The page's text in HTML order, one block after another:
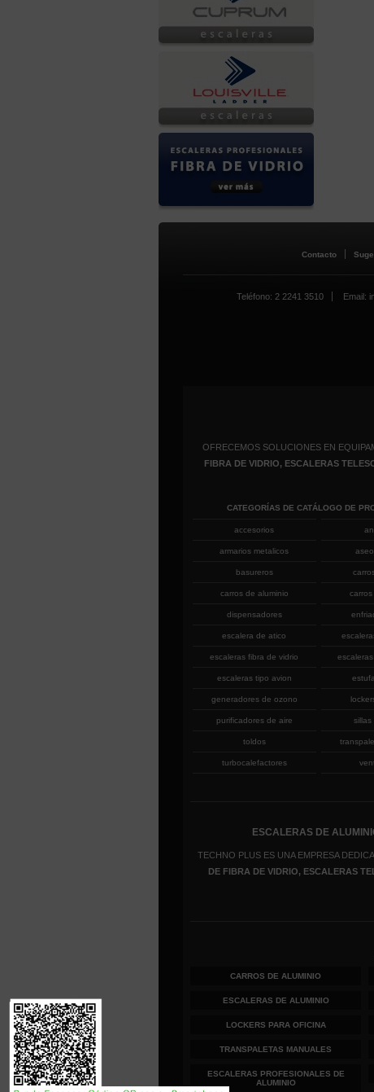
Contacto
Teléfono: 2 2241 3510 Email:
OFRECEMOS SOLUCIONES EN
FIBRA DE VIDRIO, ESCALERAS
CATEGORÍAS DE CATÁLOGO DE
accesorios
armarios metalicos
basureros
carros de aluminio
dispensadores
escalera de atico
escaleras fibra de vidrio
escaleras tipo avion
generadores de ozono
purificadores de aire sillas
toldos
turbocalefactores
ESCALERAS DE
TECHNO PLUS ES UNA EMPRESA
DE FIBRA DE VIDRIO, ESCALERAS
CARROS DE ALUMINIO
ESCALERAS DE ALUMINIO
LOCKERS PARA OFICINA
TRANSPALETAS MANUALES
ESCALERAS PROFESIONALES DE
ALUMINIO